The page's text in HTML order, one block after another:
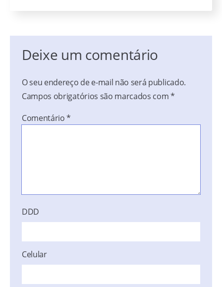
Deixe um comentário
O seu endereço de e-mail não será publicado.
Campos obrigatórios são marcados com*
Comentário*
DDD
Celular